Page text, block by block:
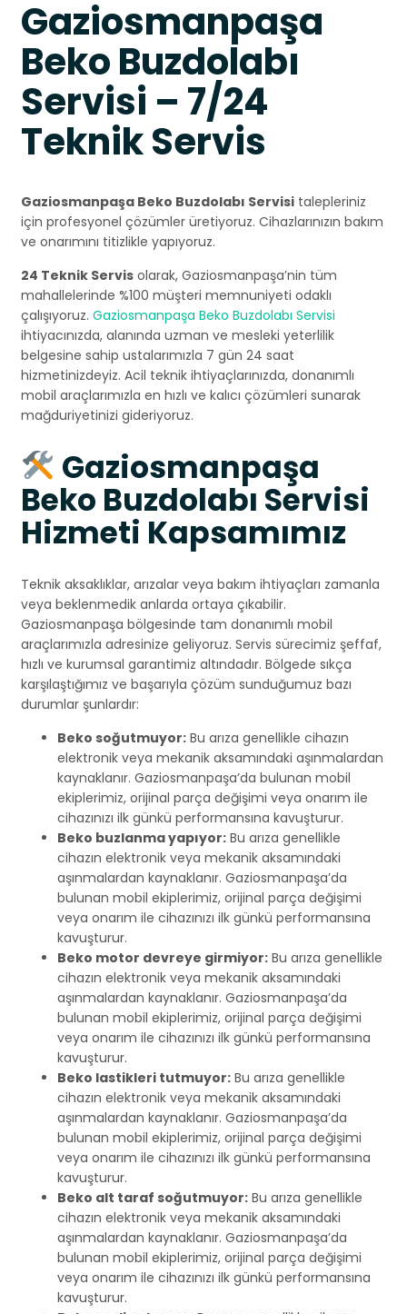
Gaziosmanpaşa
Beko Buzdolabı
Servisi – 7/24
Teknik Servis
Gaziosmanpaşa Beko Buzdolabı Servisi talepleriniz
için profesyonel çözümler üretiyoruz. Cihazlarınızın bakım
ve onarımını titizlikle yapıyoruz.
24 Teknik Servis olarak, Gaziosmanpaşa’nin tüm
mahallelerinde %100 müşteri memnuniyeti odaklı
çalışıyoruz. Gaziosmanpaşa Beko Buzdolabı Servisi
ihtiyacınızda, alanında uzman ve mesleki yeterlilik
belgesine sahip ustalarımızla 7 gün 24 saat
hizmetinizdeyiz. Acil teknik ihtiyaçlarınızda, donanımlı
mobil araçlarımızla en hızlı ve kalıcı çözümleri sunarak
mağduriyetinizi gideriyoruz.
Gaziosmanpaşa
Beko Buzdolabı Servisi
Hizmeti Kapsamımız
Teknik aksaklıklar, arızalar veya bakım ihtiyaçları zamanla
veya beklenmedik anlarda ortaya çıkabilir.
Gaziosmanpaşa bölgesinde tam donanımlı mobil
araçlarımızla adresinize geliyoruz. Servis sürecimiz şeffaf,
hızlı ve kurumsal garantimiz altındadır. Bölgede sıkça
karşılaştığımız ve başarıyla çözüm sunduğumuz bazı
durumlar şunlardır:
Beko soğutmuyor: Bu arıza genellikle cihazın
elektronik veya mekanik aksamındaki aşınmalardan
kaynaklanır. Gaziosmanpaşa’da bulunan mobil
ekiplerimiz, orijinal parça değişimi veya onarım ile
cihazınızı ilk günkü performansına kavuşturur.
Beko buzlanma yapıyor: Bu arıza genellikle
cihazın elektronik veya mekanik aksamındaki
aşınmalardan kaynaklanır. Gaziosmanpaşa’da
bulunan mobil ekiplerimiz, orijinal parça değişimi
veya onarım ile cihazınızı ilk günkü performansına
kavuşturur.
Beko motor devreye girmiyor: Bu arıza genellikle
cihazın elektronik veya mekanik aksamındaki
aşınmalardan kaynaklanır. Gaziosmanpaşa’da
bulunan mobil ekiplerimiz, orijinal parça değişimi
veya onarım ile cihazınızı ilk günkü performansına
kavuşturur.
Beko lastikleri tutmuyor: Bu arıza genellikle
cihazın elektronik veya mekanik aksamındaki
aşınmalardan kaynaklanır. Gaziosmanpaşa’da
bulunan mobil ekiplerimiz, orijinal parça değişimi
veya onarım ile cihazınızı ilk günkü performansına
kavuşturur.
Beko alt taraf soğutmuyor: Bu arıza genellikle
cihazın elektronik veya mekanik aksamındaki
aşınmalardan kaynaklanır. Gaziosmanpaşa’da
bulunan mobil ekiplerimiz, orijinal parça değişimi
veya onarım ile cihazınızı ilk günkü performansına
kavuşturur.